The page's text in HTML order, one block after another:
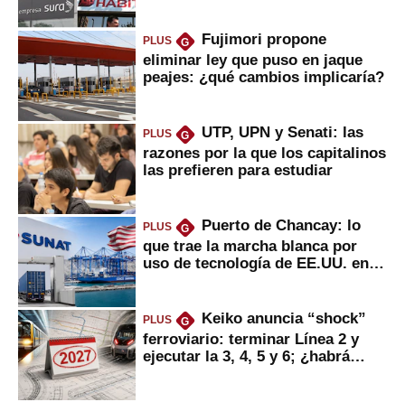
PLUS G
Fujimori propone
eliminar ley que puso en jaque
peajes: ¿qué cambios implicaría?
PLUS G
UTP, UPN y Senati: las
razones por la que los capitalinos
las prefieren para estudiar
PLUS G
Puerto de Chancay: lo
que trae la marcha blanca por
uso de tecnología de EE.UU. en
PLUS G
Keiko anuncia “shock”
ferroviario: terminar Línea 2 y
ejecutar la 3, 4, 5 y 6; ¿habrá